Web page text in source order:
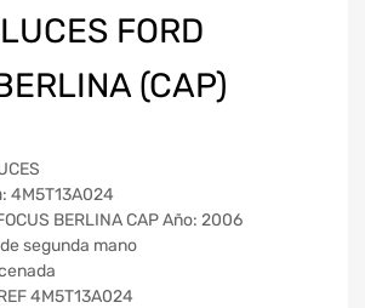
FORD
(CAP)
: 4M5T13A024
BERLINA CAP Año: 2006
segunda mano
4M5T13A024